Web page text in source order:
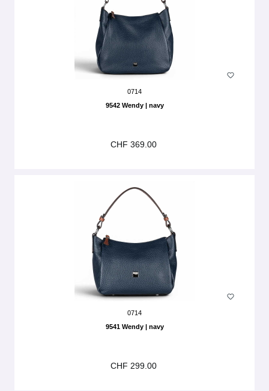
0714
9542 Wendy | navy
CHF 369.00
0714
9541 Wendy | navy
CHF 299.00